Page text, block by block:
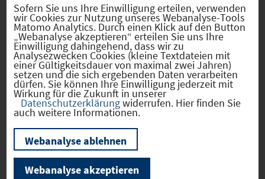
Verkehrsinfrastruktur
Kommunale Infrastruktur
Aktuelle Bauleitplanverfahren
Sofern Sie uns Ihre Einwilligung erteilen, verwenden
wir Cookies zur Nutzung unseres Webanalyse-Tools
Matomo Analytics. Durch einen Klick auf den Button
„Webanalyse akzeptieren“ erteilen Sie uns Ihre
Einwilligung dahingehend, dass wir zu
Analysezwecken Cookies (kleine Textdateien mit
einer Gültigkeitsdauer von maximal zwei Jahren)
setzen und die sich ergebenden Daten verarbeiten
dürfen. Sie können Ihre Einwilligung jederzeit mit
Wirkung für die Zukunft in unserer
Datenschutzerklärungwiderrufen. Hier finden Sie
auch weitere Informationen.
Webanalyse ablehnen
Webanalyse akzeptieren